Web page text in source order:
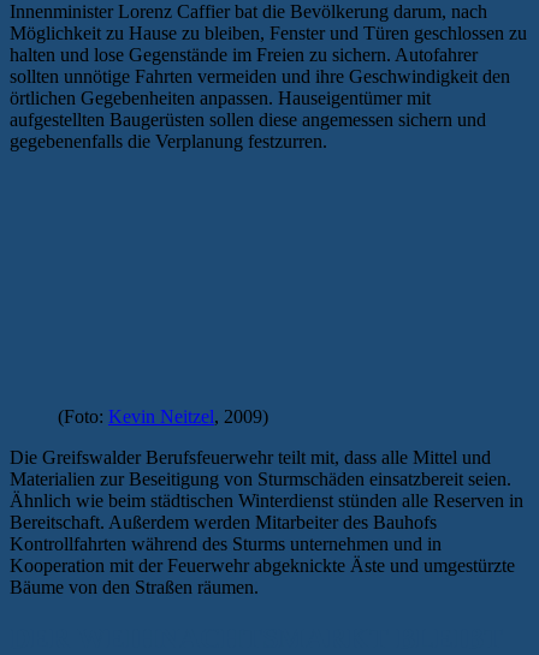
Innenminister Lorenz Caffier bat die Bevölkerung darum, nach
Möglichkeit zu Hause zu bleiben, Fenster und Türen geschlossen zu
halten und lose Gegenstände im Freien zu sichern. Autofahrer
sollten unnötige Fahrten vermeiden und ihre Geschwindigkeit den
örtlichen Gegebenheiten anpassen. Hauseigentümer mit
aufgestellten Baugerüsten sollen diese angemessen sichern und
gegebenenfalls die Verplanung festzurren.
(Foto: Kevin Neitzel, 2009)
Die Greifswalder Berufsfeuerwehr teilt mit, dass alle Mittel und
Materialien zur Beseitigung von Sturmschäden einsatzbereit seien.
Ähnlich wie beim städtischen Winterdienst stünden alle Reserven in
Bereitschaft. Außerdem werden Mitarbeiter des Bauhofs
Kontrollfahrten während des Sturms unternehmen und in
Kooperation mit der Feuerwehr abgeknickte Äste und umgestürzte
Bäume von den Straßen räumen.